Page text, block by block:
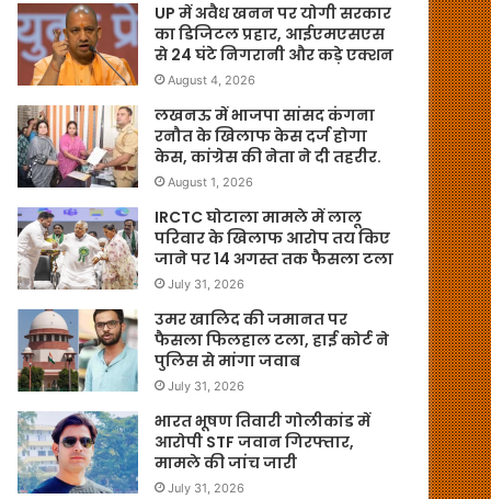
UP में अवैध खनन पर योगी सरकार
का डिजिटल प्रहार, आईएमएसएस
से 24 घंटे निगरानी और कड़े एक्शन
August 4, 2026
लखनऊ में भाजपा सांसद कंगना
रनौत के खिलाफ केस दर्ज होगा
केस, कांग्रेस की नेता ने दी तहरीर.
August 1, 2026
IRCTC घोटाला मामले में लालू
परिवार के खिलाफ आरोप तय किए
जाने पर 14 अगस्त तक फैसला टला
July 31, 2026
उमर खालिद की जमानत पर
फैसला फिलहाल टला, हाई कोर्ट ने
पुलिस से मांगा जवाब
July 31, 2026
भारत भूषण तिवारी गोलीकांड में
आरोपी STF जवान गिरफ्तार,
मामले की जांच जारी
July 31, 2026